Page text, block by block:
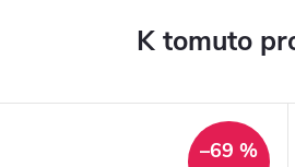
K tomuto
–69 %